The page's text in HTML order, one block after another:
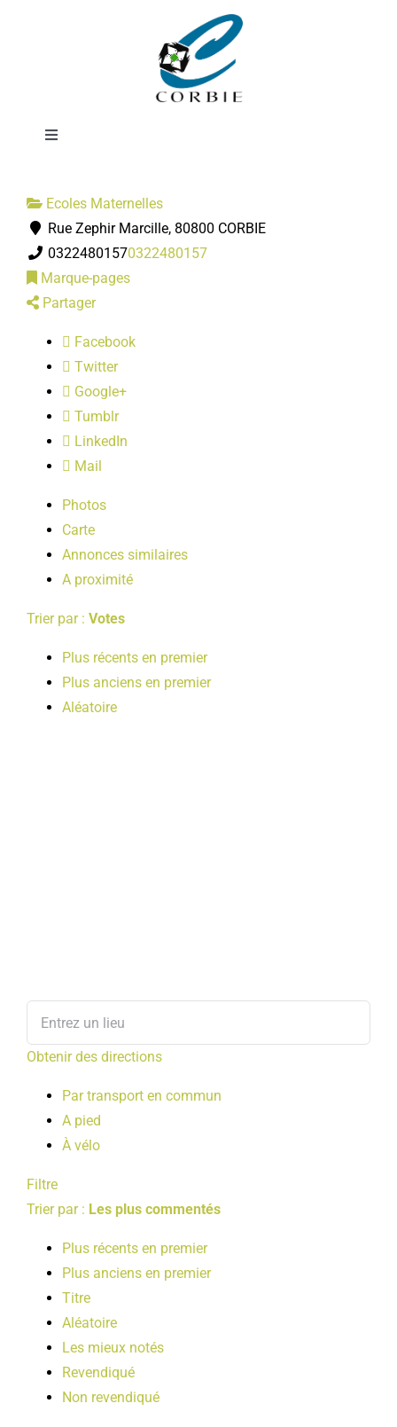
Toggle
DÉMARCHES ADMINISTRATIVES
SERVICES MUNICIPAUX
PRATIQUE
LOISIRS
PUBLICATIONS
Ecole Au Bord de
l'Ancre
Ecoles Maternelles
Rue Zephir Marcille, 80800 CORBIE
03224801570322480157
Marque-pages
Partager
Facebook
Twitter
Google+
Tumblr
LinkedIn
Mail
Photos
Carte
Annonces similaires
A proximité
Trier par : Votes
Plus récents en premier
Plus anciens en premier
Aléatoire
Obtenir des directions
Par transport en commun
A pied
À vélo
Filtre
Trier par : Les plus commentés
Plus récents en premier
Plus anciens en premier
Titre
Aléatoire
Les mieux notés
Revendiqué
Non revendiqué